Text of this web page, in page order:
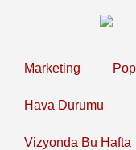
Marketing
Hava Durumu
Vizyonda Bu Hafta